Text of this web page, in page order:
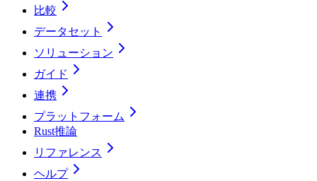
比較
データセット
ソリューション
ガイド
連携
プラットフォーム
Rust推論
リファレンス
ヘルプ